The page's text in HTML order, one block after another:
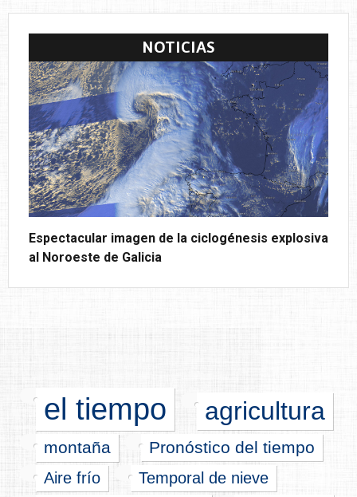
NOTICIAS
Espectacular imagen de la ciclogénesis explosiva
al Noroeste de Galicia
el tiempo agricultura
montaña Pronóstico del tiempo
Aire frío
Temporal de nieve